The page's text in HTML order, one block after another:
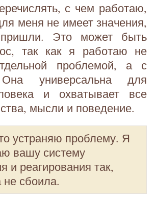
с чем работаю,
меня не имеет значения,
Это может быть
так как я работаю не
проблемой, а с
универсальна для
и охватывает все
мысли и поведение.
устраняю проблему. Я
вашу систему
и реагирования так,
сбоила.